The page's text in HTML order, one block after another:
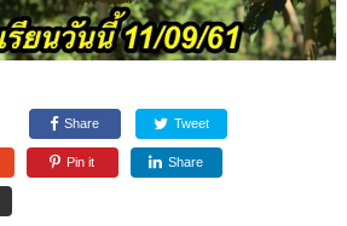
Share Tweet
Pin it Share